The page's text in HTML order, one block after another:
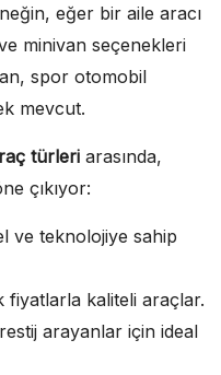
eğer bir aile aracı
minivan seçenekleri
spor otomobil
mevcut.
türleri arasında,
çıkıyor:
ve teknolojiye sahip
fiyatlarla kaliteli araçlar.
arayanlar için ideal